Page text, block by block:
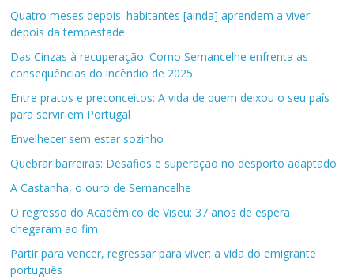
Quatro meses depois: habitantes [ainda] aprendem a viver
depois da tempestade
Das Cinzas à recuperação: Como Sernancelhe enfrenta as
consequências do incêndio de 2025
Entre pratos e preconceitos: A vida de quem deixou o seu país
para servir em Portugal
Envelhecer sem estar sozinho
Quebrar barreiras: Desafios e superação no desporto adaptado
A Castanha, o ouro de Sernancelhe
O regresso do Académico de Viseu: 37 anos de espera
chegaram ao fim
Partir para vencer, regressar para viver: a vida do emigrante
português